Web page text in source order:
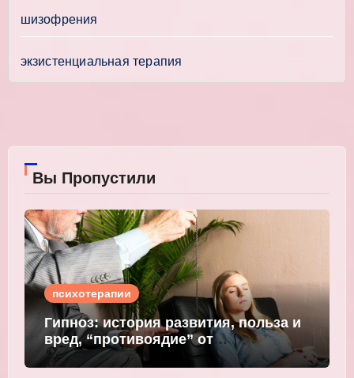
шизофрения
экзистенциальная терапия
Вы Пропустили
психотерапии
Гипноз: история развития, польза и
вред, “противоядие” от
мошеннического внушения